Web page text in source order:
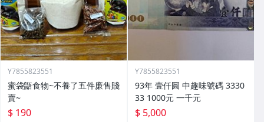
Y7855823551
蜜袋鼯食物~不養了五件廉售賤
賣~
$ 190
Y7855823551
93年 壹仟圓 中趣味號碼 3330
33 1000元 一千元
$ 5,000